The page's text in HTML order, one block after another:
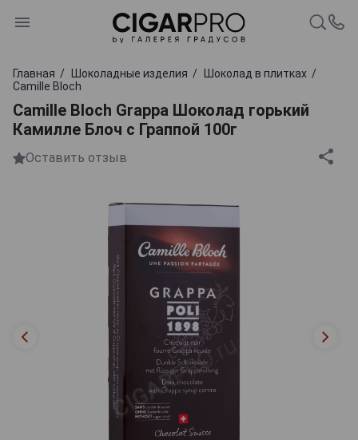
Главная Шоколадные изделия
Шоколад в плитках
Camille Bloch
Camille Bloch Grappa Шоколад горький
Камилле Блоч с Граппой 100г
Оставить отзыв